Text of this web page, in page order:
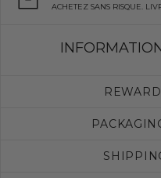
ACHETEZ SANS RISQUE.